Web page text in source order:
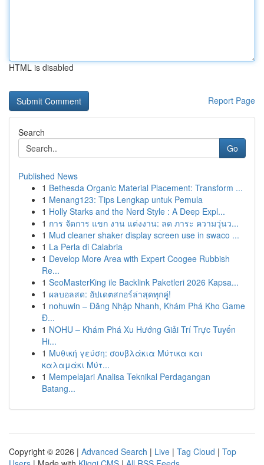
HTML is disabled
Report Page
Search
Go
Published News
1 Bethesda Organic Material Placement: Transform ...
1 Menang123: Tips Lengkap untuk Pemula
1 Holly Starks and the Nerd Style : A Deep Expl...
1 การ จัดการ แขก งาน แต่งงาน: ลด ภาระ ความวุ่นว...
1 Mud cleaner shaker display screen use in swaco ...
1 La Perla di Calabria
1 Develop More Area with Expert Coogee Rubbish
Re...
1 SeoMasterKing ile Backlink Paketleri 2026 Kapsa...
1 ผลบอลสด: อัปเดตสกอร์ล่าสุดทุกคู่!
1 nohuwin – Đăng Nhập Nhanh, Khám Phá Kho Game
Đ...
1 NOHU – Khám Phá Xu Hướng Giải Trí Trực Tuyến
Hi...
1 Μυθική γεύση: σουβλάκια Μύτικα και
καλαμάκι Μύτ...
1 Mempelajari Analisa Teknikal Perdagangan
Batang...
Copyright © 2026 | Advanced Search | Live | Tag Cloud | Top